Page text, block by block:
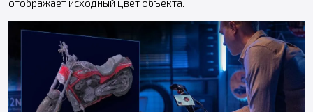
отображает исходный цвет объекта.